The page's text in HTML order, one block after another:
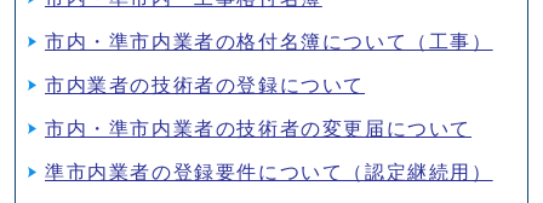
市内・準市内業者の格付名簿について（工事）
市内業者の技術者の登録について
市内・準市内業者の技術者の変更届について
準市内業者の登録要件について（認定継続用）